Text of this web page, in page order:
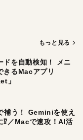
もっと見る
ドを自動検知！ メニ
きるMacアプリ
」
補う！ Geminiを使え
⁉︎／Macで速攻！AI活